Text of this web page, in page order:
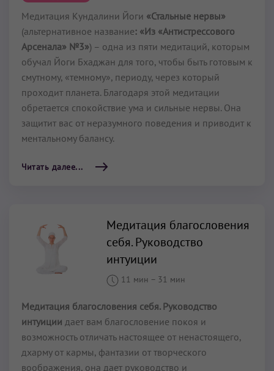
Медитация Кундалини Йоги «Стальные нервы»
(альтернативное название: «Из «Антистрессового
Арсенала» №3») – одна из пяти медитаций, которым
обучал Йоги Бхаджан для того, чтобы быть готовым к
смутному, «темному», периоду, через который
проходит планета. Благодаря этой медитации
обретается спокойствие ума и сильные нервы. Она
защитит вас от неразумного поведения и приводит к
ментальному балансу.
Читать далее...
Медитация благословения
себя. Руководство
интуиции
11 мин – 31 мин
Медитация благословения себя. Руководство
интуиции дает вам благословение покоя и
возможность отличать настоящее от ненастоящего,
дхарму от кармы, фантазии от творческого
воображения, она дает руководство и